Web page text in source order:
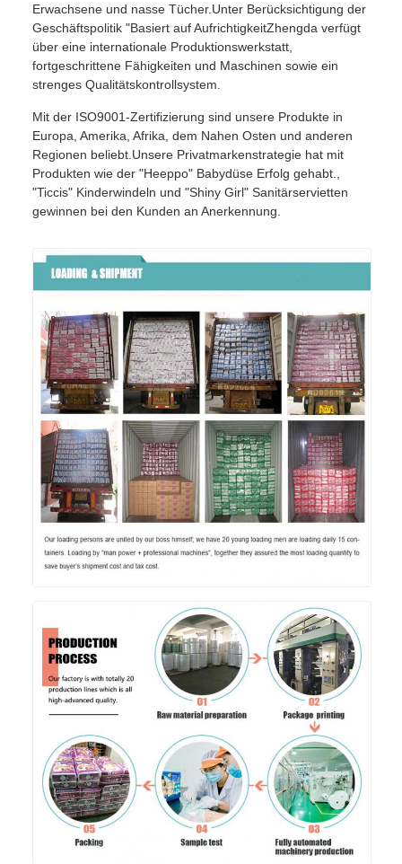
Erwachsene und nasse Tücher.Unter Berücksichtigung der
Geschäftspolitik "Basiert auf AufrichtigkeitZhengda verfügt
über eine internationale Produktionswerkstatt,
fortgeschrittene Fähigkeiten und Maschinen sowie ein
strenges Qualitätskontrollsystem.
Mit der ISO9001-Zertifizierung sind unsere Produkte in
Europa, Amerika, Afrika, dem Nahen Osten und anderen
Regionen beliebt.Unsere Privatmarkenstrategie hat mit
Produkten wie der "Heeppo" Babydüse Erfolg gehabt.,
"Ticcis" Kinderwindeln und "Shiny Girl" Sanitärservietten
gewinnen bei den Kunden an Anerkennung.